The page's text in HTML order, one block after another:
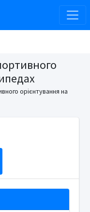
орієнтування на